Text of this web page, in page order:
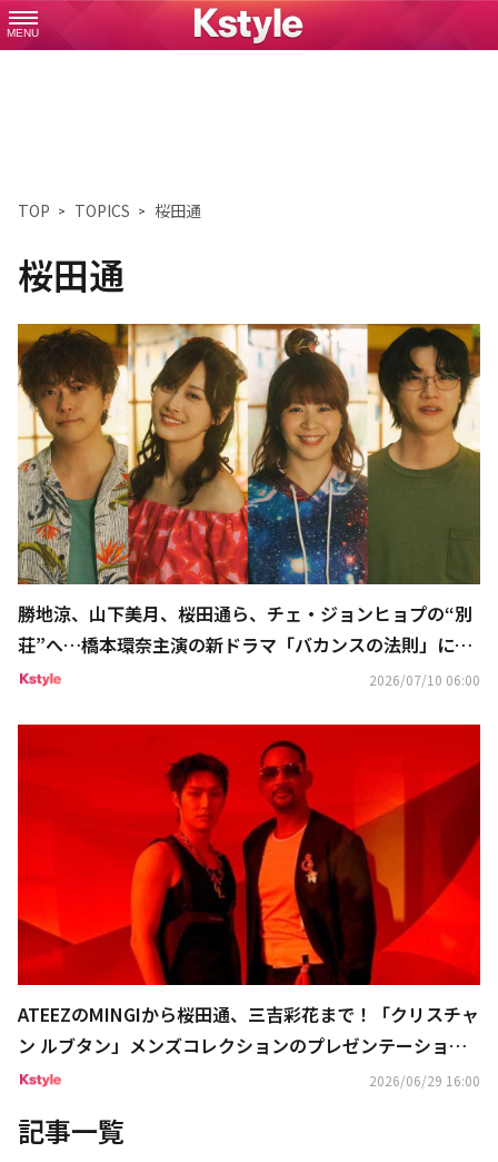
MENU
TOP TOPICS 桜田通
桜田通
勝地涼、山下美月、桜田通ら、チェ・ジョンヒョプの“別
荘”へ…橋本環奈主演の新ドラマ「バカンスの法則」に出
演決定
2026/07/10 06:00
ATEEZのMINGIから桜田通、三吉彩花まで！「クリスチャ
ン ルブタン」メンズコレクションのプレゼンテーション
に出席
2026/06/29 16:00
記事一覧